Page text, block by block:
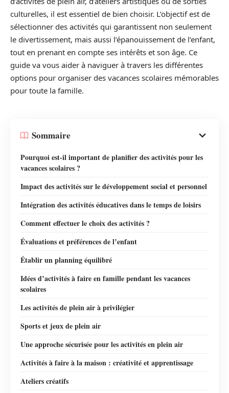
culturelles, il est essentiel de bien choisir. L’objectif est de
sélectionner des activités qui garantissent non seulement
le divertissement, mais aussi l’épanouissement de l’enfant,
tout en prenant en compte ses intérêts et son âge. Ce
guide va vous aider à naviguer à travers les différentes
options pour organiser des vacances scolaires mémorables
pour toute la famille.
Sommaire
Pourquoi est-il important de planifier des activités pour les
vacances scolaires ?
Impact des activités sur le développement social et personnel
Intégration des activités éducatives dans le temps de loisirs
Comment effectuer le choix des activités ?
Évaluations et préférences de l’enfant
Établir un planning équilibré
Idées d’activités à faire en famille pendant les vacances
scolaires
Les activités de plein air à privilégier
Sports et jeux de plein air
Une approche sécurisée pour les activités en plein air
Activités à faire à la maison : créativité et apprentissage
Ateliers créatifs